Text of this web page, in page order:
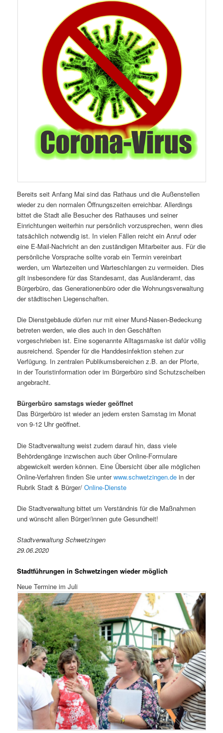
Bereits seit Anfang Mai sind das Rathaus und die Außenstellen
wieder zu den normalen Öffnungszeiten erreichbar. Allerdings
bittet die Stadt alle Besucher des Rathauses und seiner
Einrichtungen weiterhin nur persönlich vorzusprechen, wenn dies
tatsächlich notwendig ist. In vielen Fällen reicht ein Anruf oder
eine E-Mail-Nachricht an den zuständigen Mitarbeiter aus. Für die
persönliche Vorsprache sollte vorab ein Termin vereinbart
werden, um Wartezeiten und Warteschlangen zu vermeiden. Dies
gilt insbesondere für das Standesamt, das Ausländeramt, das
Bürgerbüro, das Generationenbüro oder die Wohnungsverwaltung
der städtischen Liegenschaften.
Die Dienstgebäude dürfen nur mit einer Mund-Nasen-Bedeckung
betreten werden, wie dies auch in den Geschäften
vorgeschrieben ist. Eine sogenannte Alltagsmaske ist dafür völlig
ausreichend. Spender für die Handdesinfektion stehen zur
Verfügung. In zentralen Publikumsbereichen z.B. an der Pforte,
in der Touristinformation oder im Bürgerbüro sind Schutzscheiben
angebracht.
Bürgerbüro samstags wieder geöffnet
Das Bürgerbüro ist wieder an jedem ersten Samstag im Monat
von 9-12 Uhr geöffnet.
Die Stadtverwaltung weist zudem darauf hin, dass viele
Behördengänge inzwischen auch über Online-Formulare
abgewickelt werden können. Eine Übersicht über alle möglichen
Online-Verfahren finden Sie unterwww.schwetzingen.de in der
Rubrik Stadt & Bürger/Online-Dienste
Die Stadtverwaltung bittet um Verständnis für die Maßnahmen
und wünscht allen Bürger/innen gute Gesundheit!
Stadtverwaltung Schwetzingen
29.06.2020
Stadtführungen in Schwetzingen wieder möglich
Neue Termine im Juli